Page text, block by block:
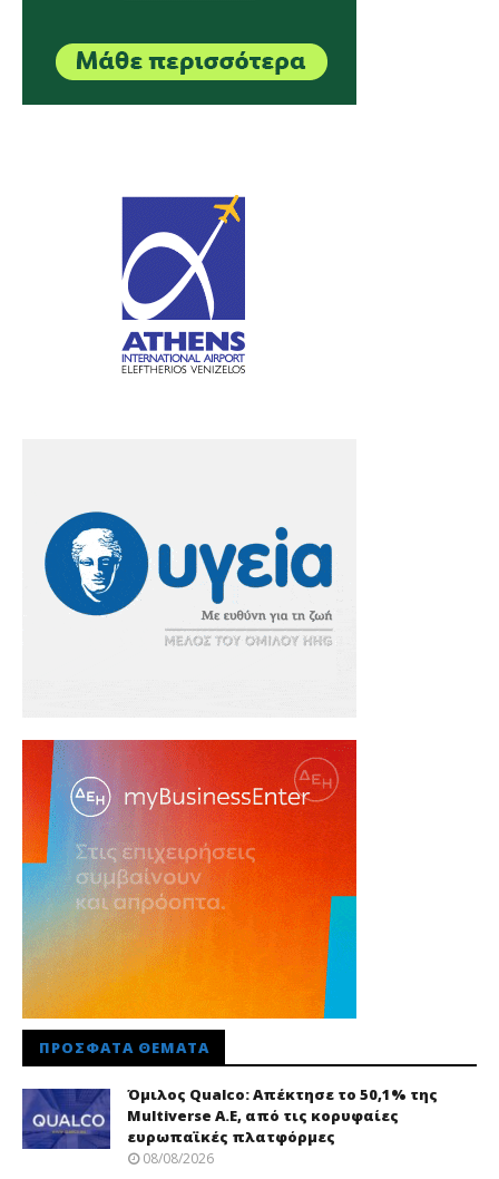
ΠΡΌΣΦΑΤΑ ΘΈΜΑΤΑ
Όμιλος Qualco: Απέκτησε το 50,1% της
Multiverse A.E, από τις κορυφαίες
ευρωπαϊκές πλατφόρμες
08/08/2026